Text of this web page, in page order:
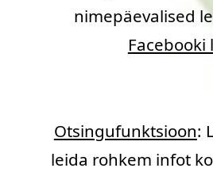
nimepäevalised
Facebooki
Otsingufunktsioon:
leida rohkem infot